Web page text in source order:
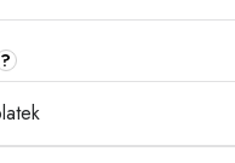
?